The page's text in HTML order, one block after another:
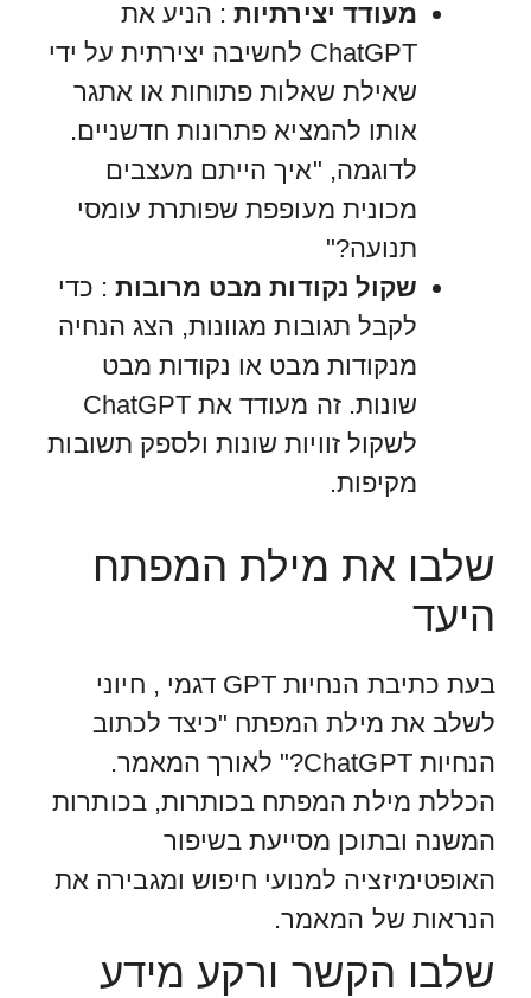
מעודד יצירתיות: הניע את
ChatGPT לחשיבה יצירתית על ידי
שאילת שאלות פתוחות או אתגר
אותו להמציא פתרונות חדשניים.
לדוגמה, "איך הייתם מעצבים
מכונית מעופפת שפותרת עומסי
תנועה?"
שקול נקודות מבט מרובות : כדי
לקבל תגובות מגוונות, הצג הנחיה
מנקודות מבט או נקודות מבט
שונות. זה מעודד את ChatGPT
לשקול זוויות שונות ולספק תשובות
מקיפות.
שלבו את מילת המפתח
היעד
בעת כתיבת הנחיות GPT דגמי , חיוני
לשלב את מילת המפתח "כיצד לכתוב
הנחיות ChatGPT?" לאורך המאמר.
הכללת מילת המפתח בכותרות, בכותרות
המשנה ובתוכן מסייעת בשיפור
האופטימיזציה למנועי חיפוש ומגבירה את
הנראות של המאמר.
שלבו הקשר ורקע מידע